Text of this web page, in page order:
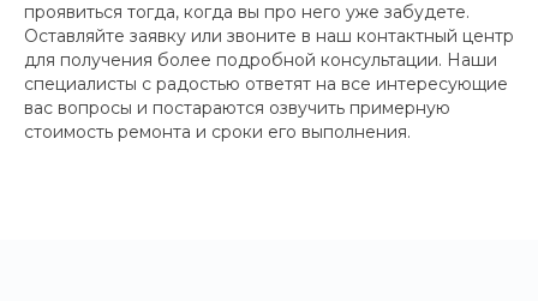
проявиться тогда, когда вы про него уже забудете.
Оставляйте заявку или звоните в наш контактный центр
для получения более подробной консультации. Наши
специалисты с радостью ответят на все интересующие
вас вопросы и постараются озвучить примерную
стоимость ремонта и сроки его выполнения.